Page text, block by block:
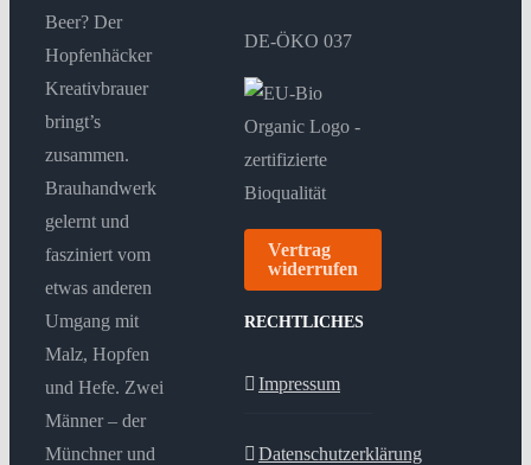
Beer? Der
Hopfenhäcker
Kreativbrauer
bringt’s
zusammen.
Brauhandwerk
gelernt und
fasziniert vom
etwas anderen
Umgang mit
Malz, Hopfen
und Hefe. Zwei
Männer – der
Münchner und
DE-ÖKO 037
Vertrag
widerrufen
RECHTLICHES
Impressum
Datenschutzerklärung